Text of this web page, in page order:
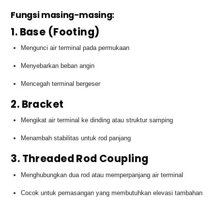
Fungsi masing-masing:
1. Base (Footing)
Mengunci air terminal pada permukaan
Menyebarkan beban angin
Mencegah terminal bergeser
2. Bracket
Mengikat air terminal ke dinding atau struktur samping
Menambah stabilitas untuk rod panjang
3. Threaded Rod Coupling
Menghubungkan dua rod atau memperpanjang air terminal
Cocok untuk pemasangan yang membutuhkan elevasi tambahan